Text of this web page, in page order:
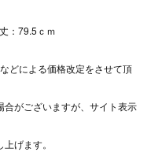
：79.5ｃｍ
どによる価格改定をさせて頂
がございますが、サイト表示
げます。